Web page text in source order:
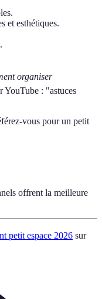
et esthétiques.
organiser
YouTube : "astuces
vous pour un petit
offrent la meilleure
petit espace 2026 sur